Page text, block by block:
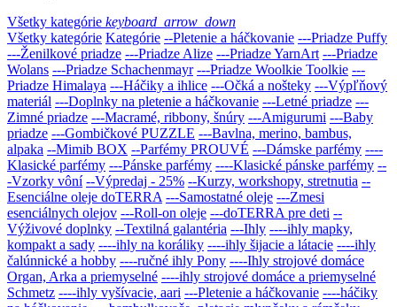
Všetky kategórie keyboard_arrow_down
Všetky kategórie Kategórie --Pletenie a háčkovanie ---Priadze Puffy
---Ženilkové priadze ---Priadze Alize ---Priadze YarnArt ---Priadze
Wolans ---Priadze Schachenmayr ---Priadze Woolkie Toolkie ---
Priadze Himalaya ---Háčiky a ihlice ---Očká a nošteky ---Výpľňový
materiál ---Doplnky na pletenie a háčkovanie ---Letné priadze ---
Zimné priadze ---Macramé, ribbony, šnúry ---Amigurumi ---Baby
priadze ---Gombičkové PUZZLE ---Bavlna, merino, bambus,
alpaka --Mimib BOX --Parfémy PROUVÉ ---Dámske parfémy ----
Klasické parfémy ---Pánske parfémy ----Klasické pánske parfémy --
-Vzorky vôní --Výpredaj - 25% --Kurzy, workshopy, stretnutia --
Esenciálne oleje doTERRA ---Samostatné oleje ---Zmesi
esenciálnych olejov ---Roll-on oleje ---doTERRA pre deti --
Výživové doplnky --Textilná galantéria ---Ihly ----ihly mapky,
kompakt a sady ----ihly na koráliky ----ihly šijacie a látacie ----ihly
čalúnnické a hobby ----ručné ihly Pony ----Ihly strojové domáce
Organ, Arka a priemyselné ----ihly strojové domáce a priemyselné
Schmetz ----ihly vyšívacie, aari ---Pletenie a háčkovanie ----háčiky